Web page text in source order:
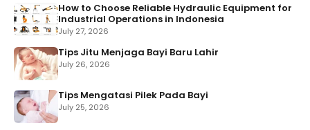
How to Choose Reliable Hydraulic Equipment for
Industrial Operations in Indonesia
July 27, 2026
Tips Jitu Menjaga Bayi Baru Lahir
July 26, 2026
Tips Mengatasi Pilek Pada Bayi
July 25, 2026